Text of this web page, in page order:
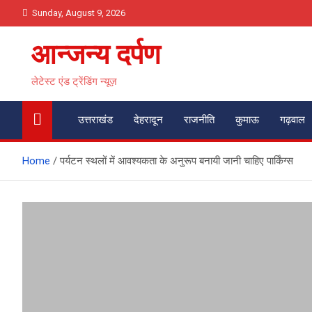
to
Sunday, August 9, 2026
आन्जन्य दर्पण
लेटेस्ट एंड ट्रेंडिंग न्यूज़
उत्तराखंड देहरादून राजनीति कुमाऊ गढ़वाल
Home पर्यटन स्थलों में आवश्यकता के अनुरूप बनायी जानी चाहिए पार्किंग्स